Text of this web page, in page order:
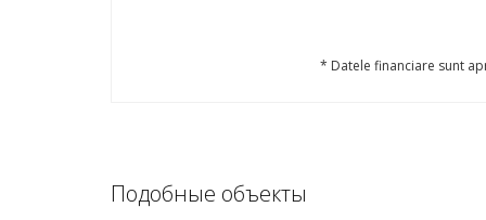
* Datele financiare sunt
Подобные объекты